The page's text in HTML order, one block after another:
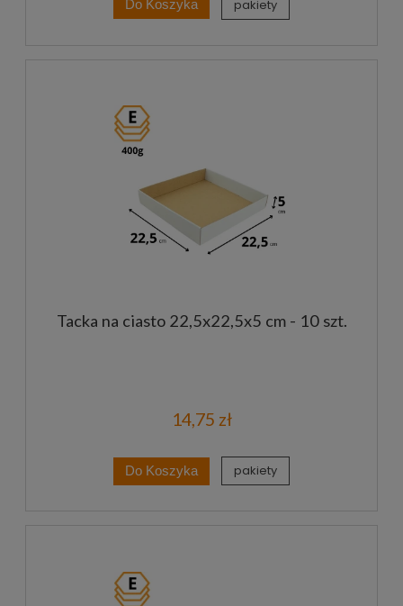
Do Koszyka pakiety
Tacka na ciasto 22,5x22,5x5 cm - 10 szt.
14,75 zł
Do Koszyka pakiety